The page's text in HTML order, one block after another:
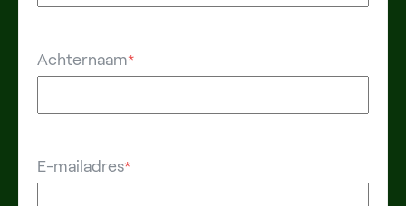
Achternaam*
E-mailadres*